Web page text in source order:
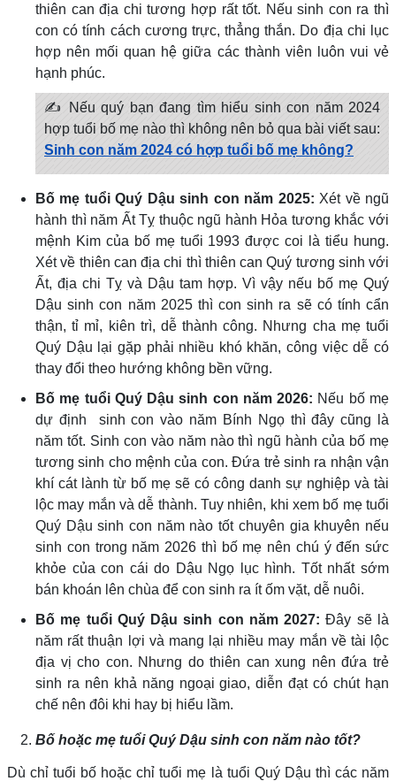
thiên can địa chi tương hợp rất tốt. Nếu sinh con ra thì
con có tính cách cương trực, thẳng thắn. Do địa chi lục
hợp nên mối quan hệ giữa các thành viên luôn vui vẻ
hạnh phúc.
✍ Nếu quý bạn đang tìm hiểu sinh con năm 2024
hợp tuổi bố mẹ nào thì không nên bỏ qua bài viết sau:
Sinh con năm 2024 có hợp tuổi bố mẹ không?
Bố mẹ tuổi Quý Dậu sinh con năm 2025: Xét về ngũ
hành thì năm Ất Tỵ thuộc ngũ hành Hỏa tương khắc với
mệnh Kim của bố mẹ tuổi 1993 được coi là tiểu hung.
Xét về thiên can địa chi thì thiên can Quý tương sinh với
Ất, địa chi Tỵ và Dậu tam hợp. Vì vậy nếu bố mẹ Quý
Dậu sinh con năm 2025 thì con sinh ra sẽ có tính cẩn
thận, tỉ mỉ, kiên trì, dễ thành công. Nhưng cha mẹ tuổi
Quý Dậu lại gặp phải nhiều khó khăn, công việc dễ có
thay đổi theo hướng không bền vững.
Bố mẹ tuổi Quý Dậu sinh con năm 2026: Nếu bố mẹ
dự định sinh con vào năm Bính Ngọ thì đây cũng là
năm tốt. Sinh con vào năm nào thì ngũ hành của bố mẹ
tương sinh cho mệnh của con. Đứa trẻ sinh ra nhận vận
khí cát lành từ bố mẹ sẽ có công danh sự nghiệp và tài
lộc may mắn và dễ thành. Tuy nhiên, khi xem bố mẹ tuổi
Quý Dậu sinh con năm nào tốt chuyên gia khuyên nếu
sinh con trong năm 2026 thì bố mẹ nên chú ý đến sức
khỏe của con cái do Dậu Ngọ lục hình. Tốt nhất sớm
bán khoán lên chùa để con sinh ra ít ốm vặt, dễ nuôi.
Bố mẹ tuổi Quý Dậu sinh con năm 2027:Đây sẽ là
năm rất thuận lợi và mang lại nhiều may mắn về tài lộc
địa vị cho con. Nhưng do thiên can xung nên đứa trẻ
sinh ra nên khả năng ngoại giao, diễn đạt có chút hạn
chế nên đôi khi hay bị hiểu lầm.
Bố hoặc mẹ tuổi Quý Dậu sinh con năm nào tốt?
Dù chỉ tuổi bố hoặc chỉ tuổi mẹ là tuổi Quý Dậu thì các năm